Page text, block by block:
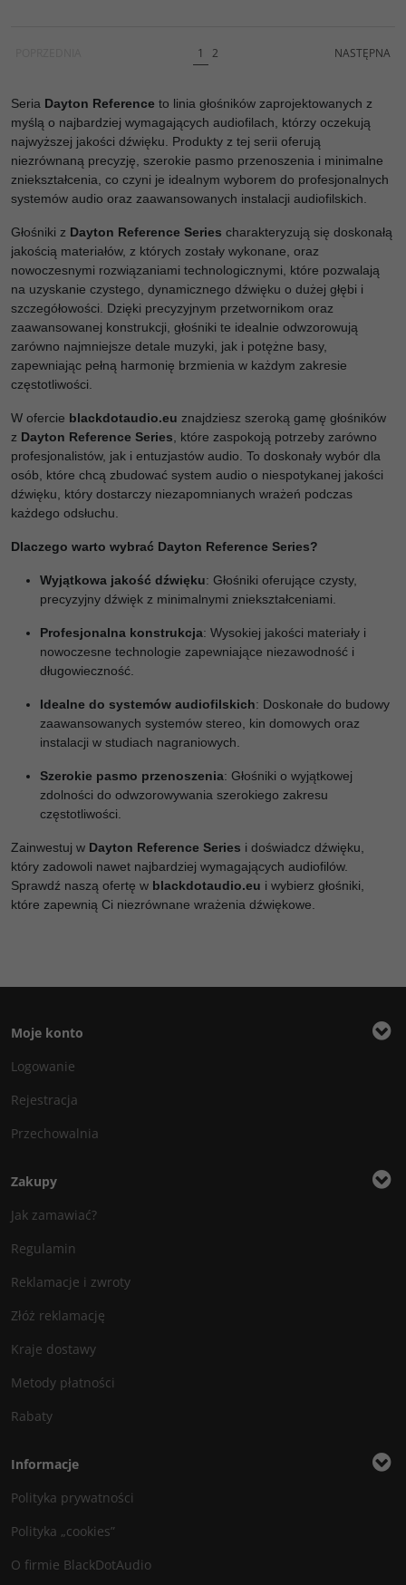
1 2 NASTĘPNA
Seria Dayton Reference to linia głośników zaprojektowanych z
myślą o najbardziej wymagających audiofilach, którzy oczekują
najwyższej jakości dźwięku. Produkty z tej serii oferują
niezrównaną precyzję, szerokie pasmo przenoszenia i minimalne
zniekształcenia, co czyni je idealnym wyborem do profesjonalnych
systemów audio oraz zaawansowanych instalacji audiofilskich.
Głośniki z Dayton Reference Series charakteryzują się doskonałą
jakością materiałów, z których zostały wykonane, oraz
nowoczesnymi rozwiązaniami technologicznymi, które pozwalają
na uzyskanie czystego, dynamicznego dźwięku o dużej głębi i
szczegółowości. Dzięki precyzyjnym przetwornikom oraz
zaawansowanej konstrukcji, głośniki te idealnie odwzorowują
zarówno najmniejsze detale muzyki, jak i potężne basy,
zapewniając pełną harmonię brzmienia w każdym zakresie
częstotliwości.
W ofercie blackdotaudio.eu znajdziesz szeroką gamę głośników
z Dayton Reference Series , które zaspokoją potrzeby zarówno
profesjonalistów, jak i entuzjastów audio. To doskonały wybór dla
osób, które chcą zbudować system audio o niespotykanej jakości
dźwięku, który dostarczy niezapomnianych wrażeń podczas
każdego odsłuchu.
Dlaczego warto wybrać Dayton Reference Series?
Wyjątkowa jakość dźwięku: Głośniki oferujące czysty,
precyzyjny dźwięk z minimalnymi zniekształceniami.
Profesjonalna konstrukcja: Wysokiej jakości materiały i
nowoczesne technologie zapewniające niezawodność i
długowieczność.
Idealne do systemów audiofilskich: Doskonałe do budowy
zaawansowanych systemów stereo, kin domowych oraz
instalacji w studiach nagraniowych.
Szerokie pasmo przenoszenia: Głośniki o wyjątkowej
zdolności do odwzorowywania szerokiego zakresu
częstotliwości.
Zainwestuj w Dayton Reference Series i doświadcz dźwięku,
który zadowoli nawet najbardziej wymagających audiofilów.
Sprawdź naszą ofertę w blackdotaudio.eu i wybierz głośniki,
które zapewnią Ci niezrównane wrażenia dźwiękowe.
Moje konto
Logowanie
Rejestracja
Przechowalnia
Zakupy
Jak zamawiać?
Regulamin
Reklamacje i zwroty
Złóż reklamację
Kraje dostawy
Metody płatności
Rabaty
Informacje
Polityka prywatności
Polityka „cookies”
O firmie BlackDotAudio